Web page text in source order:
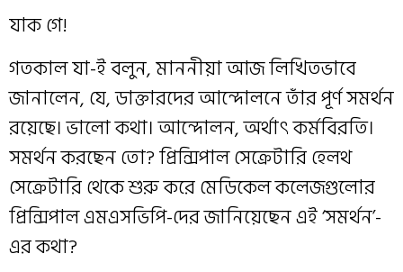
যাক গে!
গতকাল যা-ই বলুন, মাননীয়া আজ লিখিতভাবে
জানালেন, যে, ডাক্তারদের আন্দোলনে তাঁর পূর্ণ সমর্থন
রয়েছে। ভালো কথা। আন্দোলন, অর্থাৎ কর্মবিরতি।
সমর্থন করছেন তো? প্রিন্সিপাল সেক্রেটারি হেলথ
সেক্রেটারি থেকে শুরু করে মেডিকেল কলেজগুলোর
প্রিন্সিপাল এমএসভিপি-দের জানিয়েছেন এই ‘সমর্থন’-
এর কথা?